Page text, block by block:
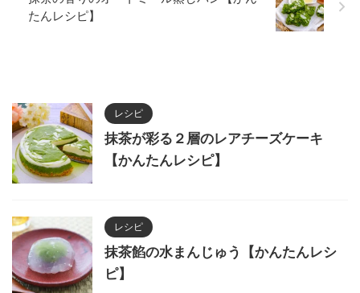
たんレシピ】
レシピ
抹茶が彩る２層のレアチーズケーキ
【かんたんレシピ】
レシピ
抹茶餡の水まんじゅう【かんたんレシ
ピ】